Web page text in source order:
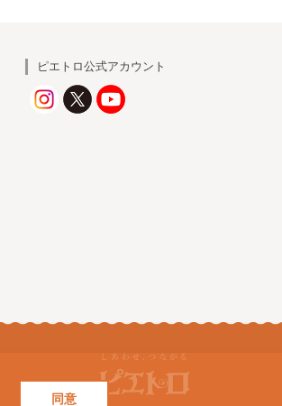
ピエトロ公式アカウント
同意